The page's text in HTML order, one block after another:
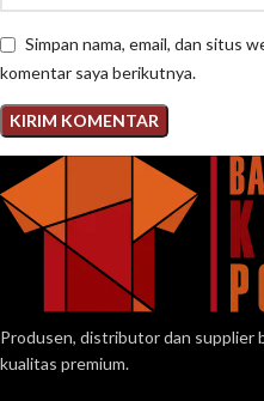
Simpan nama, email, dan situs
komentar saya berikutnya.
Produsen, distributor dan supplier
kualitas premium.